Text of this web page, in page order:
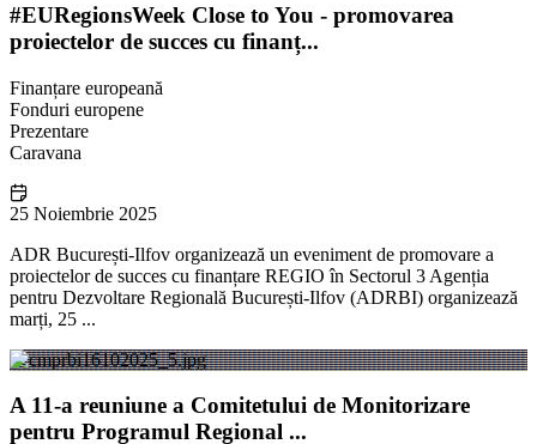
#EURegionsWeek Close to You - promovarea
proiectelor de succes cu finanț...
Finanțare europeană
Fonduri europene
Prezentare
Caravana
25 Noiembrie 2025
ADR București-Ilfov organizează un eveniment de promovare a
proiectelor de succes cu finanțare REGIO în Sectorul 3 Agenția
pentru Dezvoltare Regională București-Ilfov (ADRBI) organizează
marți, 25 ...
A 11-a reuniune a Comitetului de Monitorizare
pentru Programul Regional ...